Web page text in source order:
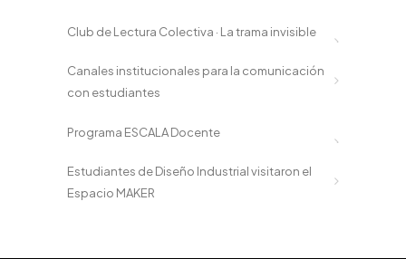
Club de Lectura Colectiva · La trama invisible
Canales institucionales para la comunicación
con estudiantes
Programa ESCALA Docente
Estudiantes de Diseño Industrial visitaron el
Espacio MAKER